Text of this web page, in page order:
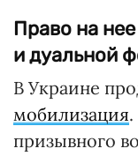
Право на
и дуальной
В Украине
мобилизация
призывного